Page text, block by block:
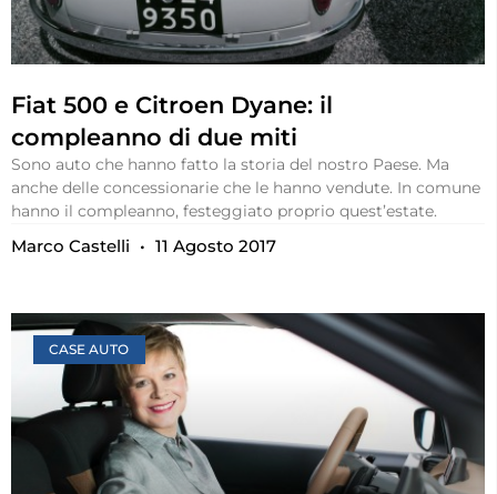
Fiat 500 e Citroen Dyane: il
compleanno di due miti
Sono auto che hanno fatto la storia del nostro Paese. Ma
anche delle concessionarie che le hanno vendute. In comune
hanno il compleanno, festeggiato proprio quest’estate.
Marco Castelli 11 Agosto 2017
CASE AUTO